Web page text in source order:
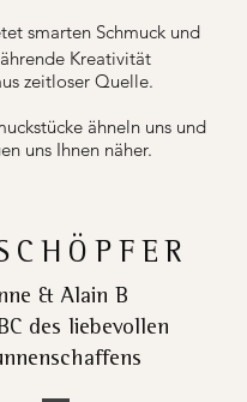
smarten Schmuck und
Kreativität
zeitloser Quelle.
ähneln uns und
uns Ihnen näher.
& Alain B
des liebevollen